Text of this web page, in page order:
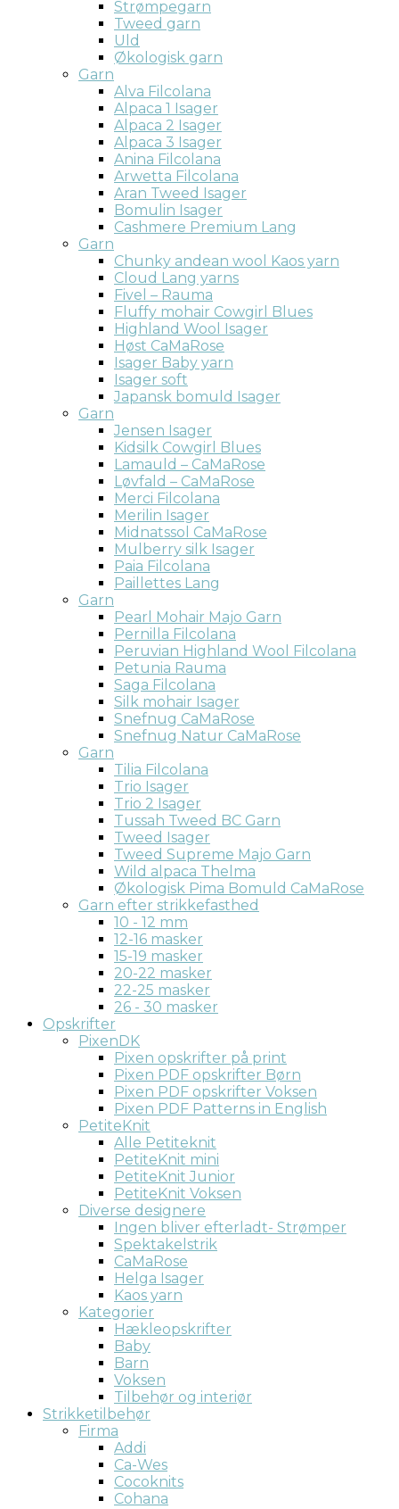
Strømpegarn
Tweed garn
Uld
Økologisk garn
Garn
Alva Filcolana
Alpaca 1 Isager
Alpaca 2 Isager
Alpaca 3 Isager
Anina Filcolana
Arwetta Filcolana
Aran Tweed Isager
Bomulin Isager
Cashmere Premium Lang
Garn
Chunky andean wool Kaos yarn
Cloud Lang yarns
Fivel – Rauma
Fluffy mohair Cowgirl Blues
Highland Wool Isager
Høst CaMaRose
Isager Baby yarn
Isager soft
Japansk bomuld Isager
Garn
Jensen Isager
Kidsilk Cowgirl Blues
Lamauld – CaMaRose
Løvfald – CaMaRose
Merci Filcolana
Merilin Isager
Midnatssol CaMaRose
Mulberry silk Isager
Paia Filcolana
Paillettes Lang
Garn
Pearl Mohair Majo Garn
Pernilla Filcolana
Peruvian Highland Wool Filcolana
Petunia Rauma
Saga Filcolana
Silk mohair Isager
Snefnug CaMaRose
Snefnug Natur CaMaRose
Garn
Tilia Filcolana
Trio Isager
Trio 2 Isager
Tussah Tweed BC Garn
Tweed Isager
Tweed Supreme Majo Garn
Wild alpaca Thelma
Økologisk Pima Bomuld CaMaRose
Garn efter strikkefasthed
10 - 12 mm
12-16 masker
15-19 masker
20-22 masker
22-25 masker
26 - 30 masker
Opskrifter
PixenDK
Pixen opskrifter på print
Pixen PDF opskrifter Børn
Pixen PDF opskrifter Voksen
Pixen PDF Patterns in English
PetiteKnit
Alle Petiteknit
PetiteKnit mini
PetiteKnit Junior
PetiteKnit Voksen
Diverse designere
Ingen bliver efterladt- Strømper
Spektakelstrik
CaMaRose
Helga Isager
Kaos yarn
Kategorier
Hækleopskrifter
Baby
Barn
Voksen
Tilbehør og interiør
Strikketilbehør
Firma
Addi
Ca-Wes
Cocoknits
Cohana